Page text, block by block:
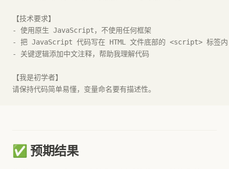
【技术要求】
- 使用原生 JavaScript，不使用任何框架
- 把 JavaScript 代码写在 HTML 文件底部的 <script> 标签内
- 关键逻辑添加中文注释，帮助我理解代码
【我是初学者】
请保持代码简单易懂，变量命名要有描述性。
✅ 预期结果